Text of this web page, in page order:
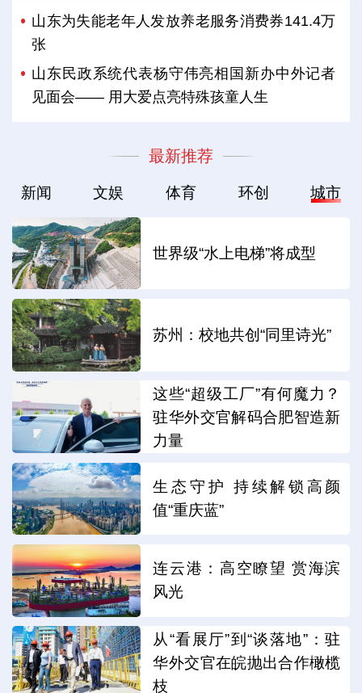
山东为失能老年人发放养老服务消费券141.4万
张
山东民政系统代表杨守伟亮相国新办中外记者
见面会—— 用大爱点亮特殊孩童人生
最新推荐
新闻 文娱 体育 环创 城市
世界级“水上电梯”将成型
苏州：校地共创“同里诗光”
这些“超级工厂”有何魔力？
驻华外交官解码合肥智造新
力量
生态守护 持续解锁高颜
值“重庆蓝”
连云港：高空瞭望 赏海滨
风光
从“看展厅”到“谈落地”：驻
华外交官在皖抛出合作橄榄
枝